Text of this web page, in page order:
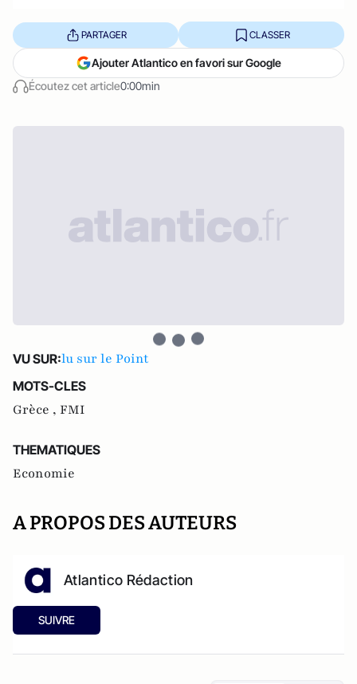
Écoutez cet article0:00min
PARTAGER CLASSER
Ajouter Atlantico en favori sur Google
VU SUR:lu sur le Point
MOTS-CLES
Grèce , FMI
THEMATIQUES
Economie
A PROPOS DES AUTEURS
Atlantico Rédaction
SUIVRE